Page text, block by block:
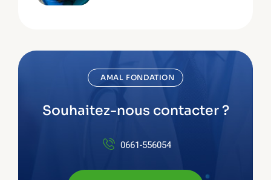
AMAL FONDATION
Souhaitez-nous contacter ?
0661-556054